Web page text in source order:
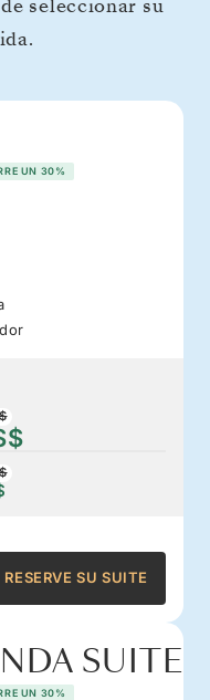
seleccionar su
UN 30%
RESERVE SU SUITE
SUITE
UN 30%